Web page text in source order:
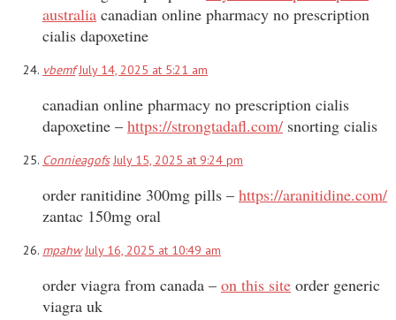
australia canadian online pharmacy no prescription
cialis dapoxetine
vbemf July 14, 2025 at 5:21 am
canadian online pharmacy no prescription cialis
dapoxetine – https://strongtadafl.com/ snorting cialis
Connieagofs July 15, 2025 at 9:24 pm
order ranitidine 300mg pills – https://aranitidine.com/
zantac 150mg oral
mpahw July 16, 2025 at 10:49 am
order viagra from canada – on this site order generic
viagra uk